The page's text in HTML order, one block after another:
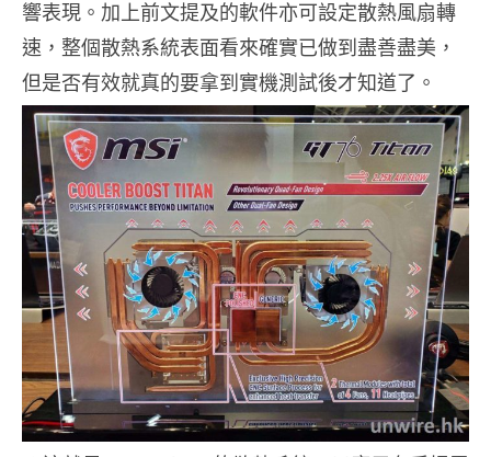
響表現。加上前文提及的軟件亦可設定散熱風扇轉
速，整個散熱系統表面看來確實已做到盡善盡美，
但是否有效就真的要拿到實機測試後才知道了。